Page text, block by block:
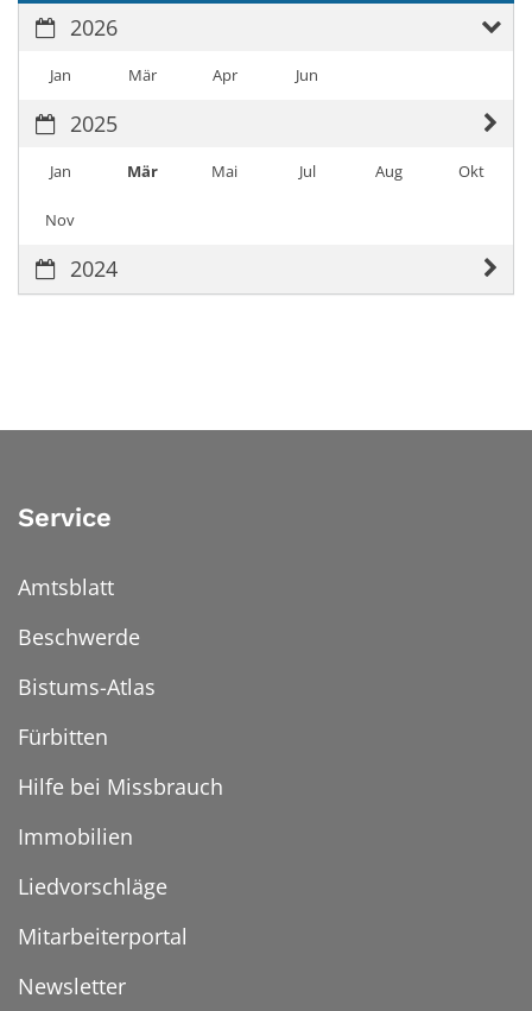
2026
Jan Mär Apr Jun
2025
Jan Mär Mai Jul Aug Okt
Nov
2024
Service
Amtsblatt
Beschwerde
Bistums-Atlas
Fürbitten
Hilfe bei Missbrauch
Immobilien
Liedvorschläge
Mitarbeiterportal
Newsletter